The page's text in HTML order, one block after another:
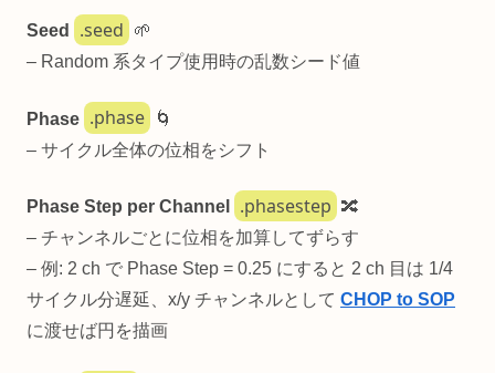
Seed .seed
🌱
– Random 系タイプ使用時の乱数シード値
Phase .phase
🌀
– サイクル全体の位相をシフト
Phase Step per Channel .phasestep 🔀
– チャンネルごとに位相を加算してずらす
– 例: 2 ch で Phase Step = 0.25 にすると 2 ch 目は 1/4
サイクル分遅延、x/y チャンネルとして CHOP to SOP
に渡せば円を描画